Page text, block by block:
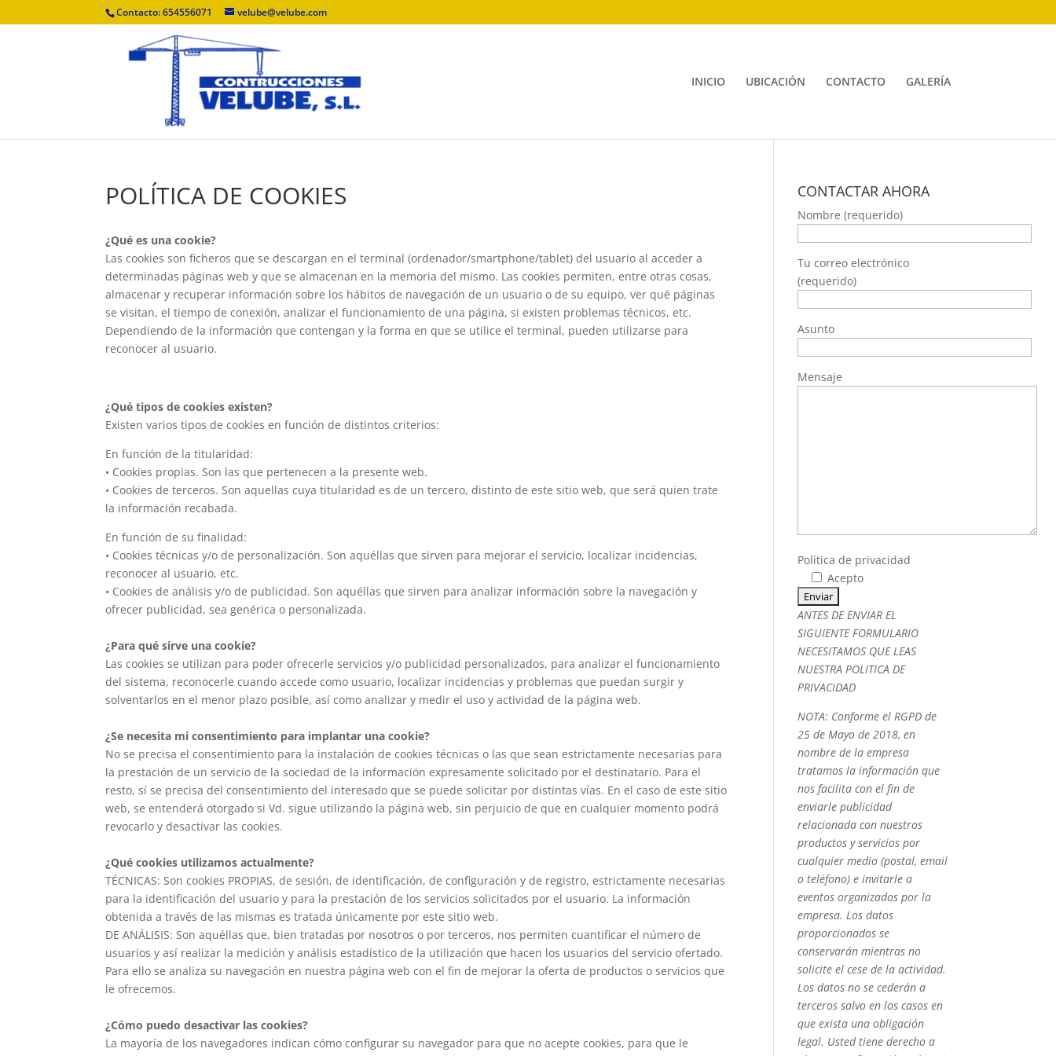
Contacto: 654556071 velube@velube.com
INICIO UBICACIÓN CONTACTO GALERÍA
POLÍTICA DE COOKIES
¿Qué es una cookie?
Las cookies son ficheros que se descargan en el terminal (ordenador/smartphone/tablet) del usuario al acceder a
determinadas páginas web y que se almacenan en la memoria del mismo. Las cookies permiten, entre otras cosas,
almacenar y recuperar información sobre los hábitos de navegación de un usuario o de su equipo, ver qué páginas
se visitan, el tiempo de conexión, analizar el funcionamiento de una página, si existen problemas técnicos, etc.
Dependiendo de la información que contengan y la forma en que se utilice el terminal, pueden utilizarse para
reconocer al usuario.
¿Qué tipos de cookies existen?
Existen varios tipos de cookies en función de distintos criterios:
En función de la titularidad:
• Cookies propias. Son las que pertenecen a la presente web.
• Cookies de terceros. Son aquellas cuya titularidad es de un tercero, distinto de este sitio web, que será quien trate
la información recabada.
En función de su finalidad:
• Cookies técnicas y/o de personalización. Son aquéllas que sirven para mejorar el servicio, localizar incidencias,
reconocer al usuario, etc.
• Cookies de análisis y/o de publicidad. Son aquéllas que sirven para analizar información sobre la navegación y
ofrecer publicidad, sea genérica o personalizada.
¿Para qué sirve una cookie?
Las cookies se utilizan para poder ofrecerle servicios y/o publicidad personalizados, para analizar el funcionamiento
del sistema, reconocerle cuando accede como usuario, localizar incidencias y problemas que puedan surgir y
solventarlos en el menor plazo posible, así como analizar y medir el uso y actividad de la página web.
¿Se necesita mi consentimiento para implantar una cookie?
No se precisa el consentimiento para la instalación de cookies técnicas o las que sean estrictamente necesarias para
la prestación de un servicio de la sociedad de la información expresamente solicitado por el destinatario. Para el
resto, sí se precisa del consentimiento del interesado que se puede solicitar por distintas vías. En el caso de este sitio
web, se entenderá otorgado si Vd. sigue utilizando la página web, sin perjuicio de que en cualquier momento podrá
revocarlo y desactivar las cookies.
¿Qué cookies utilizamos actualmente?
TÉCNICAS: Son cookies PROPIAS, de sesión, de identificación, de configuración y de registro, estrictamente necesarias
para la identificación del usuario y para la prestación de los servicios solicitados por el usuario. La información
obtenida a través de las mismas es tratada únicamente por este sitio web.
DE ANÁLISIS: Son aquéllas que, bien tratadas por nosotros o por terceros, nos permiten cuantificar el número de
usuarios y así realizar la medición y análisis estadístico de la utilización que hacen los usuarios del servicio ofertado.
Para ello se analiza su navegación en nuestra página web con el fin de mejorar la oferta de productos o servicios que
le ofrecemos.
¿Cómo puedo desactivar las cookies?
La mayoría de los navegadores indican cómo configurar su navegador para que no acepte cookies, para que le
CONTACTAR AHORA
Nombre (requerido)
Tu correo electrónico
(requerido)
Asunto
Mensaje
Política de privacidad
Acepto
ANTES DE ENVIAR EL
SIGUIENTE FORMULARIO
NECESITAMOS QUE LEAS
NUESTRAPOLITICA DE
PRIVACIDAD
NOTA: Conforme el RGPD de
25 de Mayo de 2018, en
nombre de la empresa
tratamos la información que
nos facilita con el fin de
enviarle publicidad
relacionada con nuestros
productos y servicios por
cualquier medio (postal, email
o teléfono) e invitarle a
eventos organizados por la
empresa. Los datos
proporcionados se
conservarán mientras no
solicite el cese de la actividad.
Los datos no se cederán a
terceros salvo en los casos en
que exista una obligación
legal. Usted tiene derecho a